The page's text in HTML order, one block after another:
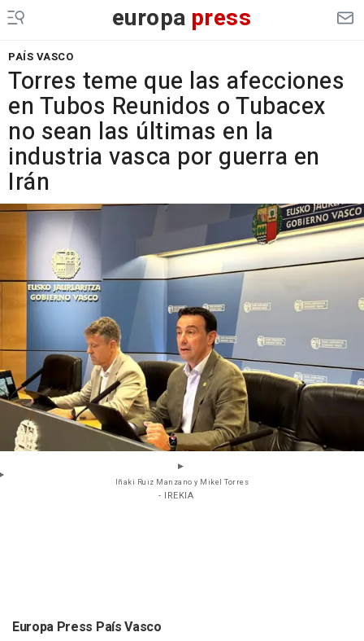
europa press
PAÍS VASCO
Torres teme que las afecciones
en Tubos Reunidos o Tubacex
no sean las últimas en la
industria vasca por guerra en
Irán
Iñaki Ruiz Manzano y Mikel Torres
- IREKIA
Europa Press País Vasco